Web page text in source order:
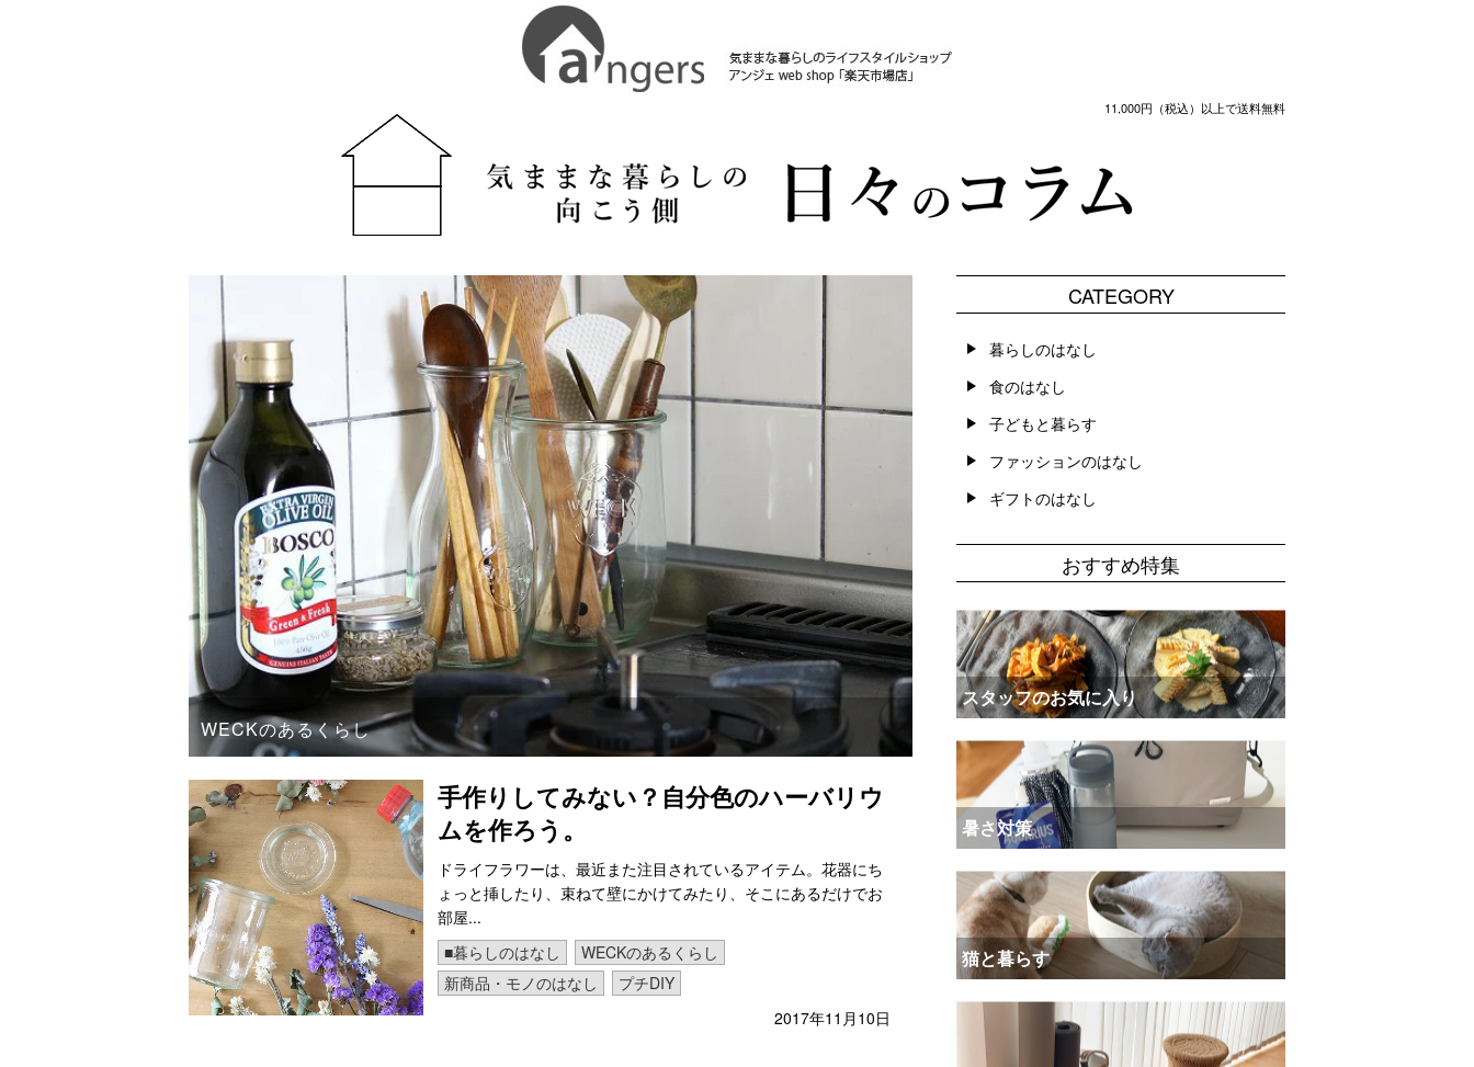
11,000円（税込）以上で送料無料
WECKのあるくらし
手作りしてみない？自分色のハーバリウ
ムを作ろう。
ドライフラワーは、最近また注目されているアイテム。花器にち
ょっと挿したり、束ねて壁にかけてみたり、そこにあるだけでお
部屋...
■暮らしのはなし
WECKのあるくらし
新商品・モノのはなし
プチDIY
2017年11月10日
CATEGORY
暮らしのはなし
食のはなし
子どもと暮らす
ファッションのはなし
ギフトのはなし
おすすめ特集
スタッフのお気に入り
暑さ対策
猫と暮らす